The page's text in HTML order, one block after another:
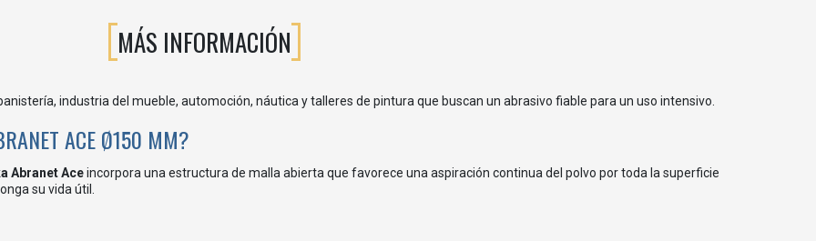
MÁS INFORMACIÓN
industria del mueble, automoción, náutica y talleres de pintura que buscan un abrasivo fiable para un uso intensivo.
ACE Ø150 MM?
Abranet Aceincorpora una estructura de malla abierta que favorece una aspiración continua del polvo por toda la superficie
su vida útil.